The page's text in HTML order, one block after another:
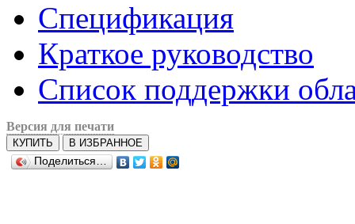
Спецификация
Краткое руководство
Список поддержки
Версия для печати
КУПИТЬ
В ИЗБРАННОЕ
Поделиться…